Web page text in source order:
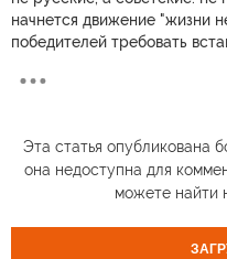
начнется движение "жизни
победителей требовать
Эта статья опубликована
она недоступна для
можете найти